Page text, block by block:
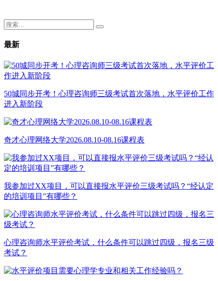
最新
50城同步开考！心理咨询师三级考试首次落地，水平评价工作
进入新阶段
奇才心理网络大学2026.08.10-08.16课程表
我参加过XX项目，可以直接报水平评价三级考试吗？“经认定
的培训项目”有哪些？
心理咨询师水平评价考试，什么条件可以跳过四级，报名三级
考试？